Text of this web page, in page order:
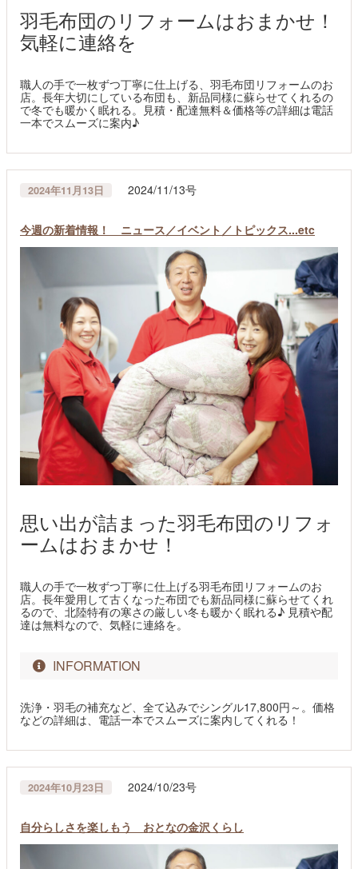
羽毛布団のリフォームはおまかせ！
気軽に連絡を
職人の手で一枚ずつ丁寧に仕上げる、羽毛布団リフォームのお
店。長年大切にしている布団も、新品同様に蘇らせてくれるの
で冬でも暖かく眠れる。見積・配達無料＆価格等の詳細は電話
一本でスムーズに案内♪
2024年11月13日 2024/11/13号
今週の新着情報！ ニュース／イベント／トピックス...etc
思い出が詰まった羽毛布団のリフォ
ームはおまかせ！
職人の手で一枚ずつ丁寧に仕上げる羽毛布団リフォームのお
店。長年愛用して古くなった布団でも新品同様に蘇らせてくれ
るので、北陸特有の寒さの厳しい冬も暖かく眠れる♪ 見積や配
達は無料なので、気軽に連絡を。
INFORMATION
洗浄・羽毛の補充など、全て込みでシングル17,800円～。価格
などの詳細は、電話一本でスムーズに案内してくれる！
2024年10月23日 2024/10/23号
自分らしさを楽しもう おとなの金沢くらし